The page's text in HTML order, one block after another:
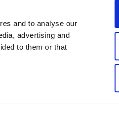
and to analyse our
advertising and
to them or that
Niederlassungen